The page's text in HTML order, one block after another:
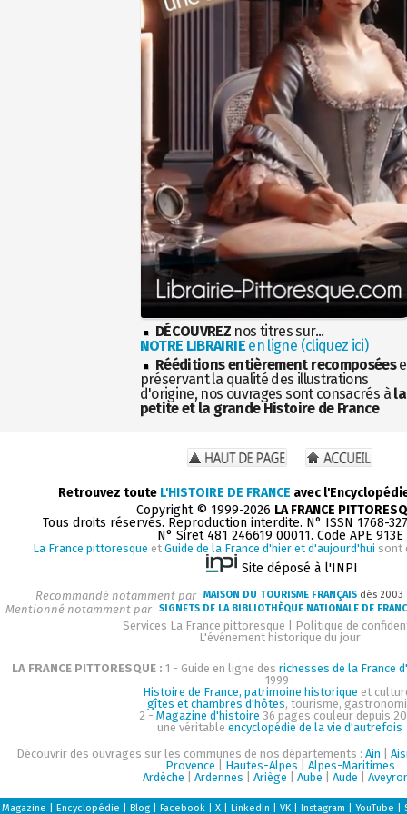
DÉCOUVREZ nos titres sur...
NOTRE LIBRAIRIEen ligne (cliquez ici)
Rééditions entièrement recomposées
préservant la qualité des illustrations
d'origine, nos ouvrages sont consacrés à la
petite et la grande Histoire de France
Retrouvez toute L'HISTOIRE DE FRANCE avec
Copyright © 1999-2026 LA FRANCE
Tous droits réservés. Reproduction interdite. N° ISSN 1768-
N° Siret 481 246619 00011. Code APE 913E
La France pittoresque et Guide de la France d'hier et d'aujourd'hui sont
Site déposé à l'INPI
Recommandé notamment par MAISON DU TOURISME FRANÇAIS dès
Mentionné notamment par SIGNETS DE LA BIBLIOTHÈQUE NATIONALE DE
Services La France pittoresque
Politique de
L'événement historique du jour
LA FRANCE PITTORESQUE : 1 - Guide en ligne des richesses de la France
1999 :
Histoire de France, patrimoine historique et
gîtes et chambres d'hôtes, tourisme,
2 - Magazine d'histoire 36 pages couleur depuis
une véritable encyclopédie de la vie d'autrefois
Découvrir des ouvrages sur les communes de nos départements : Ain
Provence
Hautes-Alpes
Alpes-Maritimes
Ardèche
Ardennes Ariège Aube Aude
Magazine Encyclopédie Blog| Facebook| X| LinkedIn VK| Instagram YouTube